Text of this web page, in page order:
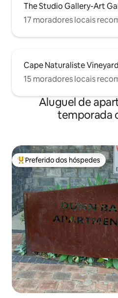
The Studio Gallery-Art
17 moradores locais
Cape Naturaliste Vineyard
15 moradores locais
Aluguel de
temporada
Entre os melhores preferidos
Preferido dos hóspedes